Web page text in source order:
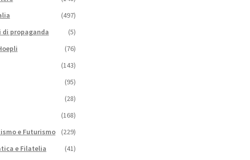
(497)
di propaganda
(5)
(76)
(143)
(95)
(28)
(168)
e Futurismo
(229)
e Filatelia
(41)